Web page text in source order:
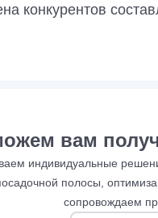
конкурентов
вам
индивидуальные
полосы,
сопровождаем